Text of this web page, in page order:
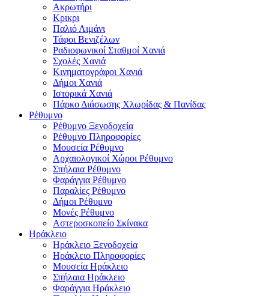
Ακρωτήρι
Κρικρι
Παλιό Λιμάνι
Τάφοι Βενιζέλων
Ραδιοφωνικοί Σταθμοί Χανιά
Σχολές Χανιά
Κινηματογράφοι Χανιά
Δήμοι Χανιά
Ιστορικά Χανιά
Πάρκο Διάσωσης Χλωρίδας & Πανίδας
Ρέθυμνο
Ρέθυμνο Ξενοδοχεία
Ρέθυμνο Πληροφορίες
Μουσεία Ρέθυμνο
Αρχαιολογικοί Χώροι Ρέθυμνο
Σπήλαια Ρέθυμνο
Φαράγγια Ρέθυμνο
Παραλίες Ρέθυμνο
Δήμοι Ρέθυμνο
Μονές Ρέθυμνο
Αστεροσκοπείο Σκίνακα
Ηράκλειο
Ηράκλειο Ξενοδοχεία
Ηράκλειο Πληροφορίες
Μουσεία Ηράκλειο
Σπήλαια Ηράκλειο
Φαράγγια Ηράκλειο